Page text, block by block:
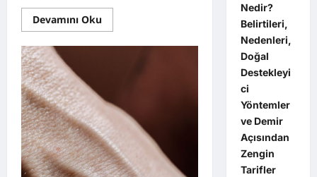
Devamını Oku
more
Kansızlık
Doğal
Destekleyici
Yöntemler
ve
Demir
Açısından
Zengin
Tarifler
Nedir?
Belirtileri,
Nedenleri,
Doğal
Destekleyi
ci
Yöntemler
ve Demir
Açısından
Zengin
Tarifler